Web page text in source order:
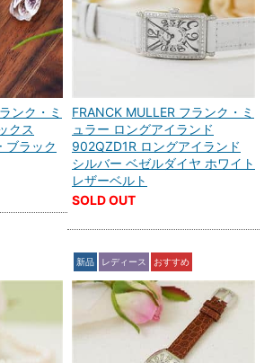
ンク・ミ
クス
ブラック
FRANCK MULLER フランク・ミ
ュラー ロングアイランド
902QZD1R ロングアイランド
シルバー ベゼルダイヤ ホワイト
レザーベルト
SOLD OUT
新品 レディース おすすめ